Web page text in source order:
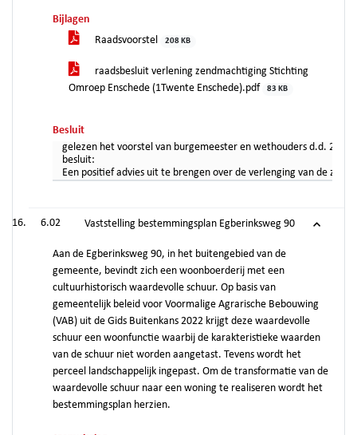
Bijlagen
Raadsvoorstel
208 KB
raadsbesluit verlening zendmachtiging Stichting
Omroep Enschede (1Twente Enschede).pdf
83 KB
Besluit
gelezen het voorstel van burgemeester en wethouders d.d. 27
besluit:
Een positief advies uit te brengen over de verlenging van de
6.02 Vaststelling bestemmingsplan Egberinksweg 90
Aan de Egberinksweg 90, in het buitengebied van de
gemeente, bevindt zich een woonboerderij met een
cultuurhistorisch waardevolle schuur. Op basis van
gemeentelijk beleid voor Voormalige Agrarische Bebouwing
(VAB) uit de Gids Buitenkans 2022 krijgt deze waardevolle
schuur een woonfunctie waarbij de karakteristieke waarden
van de schuur niet worden aangetast. Tevens wordt het
perceel landschappelijk ingepast. Om de transformatie van de
waardevolle schuur naar een woning te realiseren wordt het
bestemmingsplan herzien.